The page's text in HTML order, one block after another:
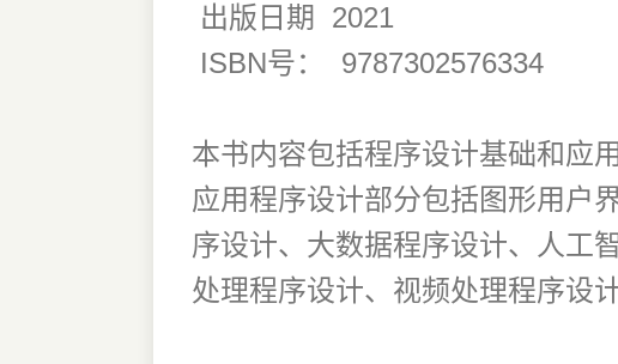
出版日期
2021
ISBN号：
9787302576334
本书内容包括程序设计基础和应
应用程序设计部分包括图形用户
序设计、大数据程序设计、人工
处理程序设计、视频处理程序设